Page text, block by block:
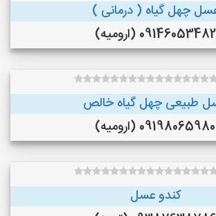
چهل گیاه ( درمانی )
09146053482 (ارومیه)
طبیعی چهل گیاه خالص
09198065980 (ارومیه)
کندو عسل